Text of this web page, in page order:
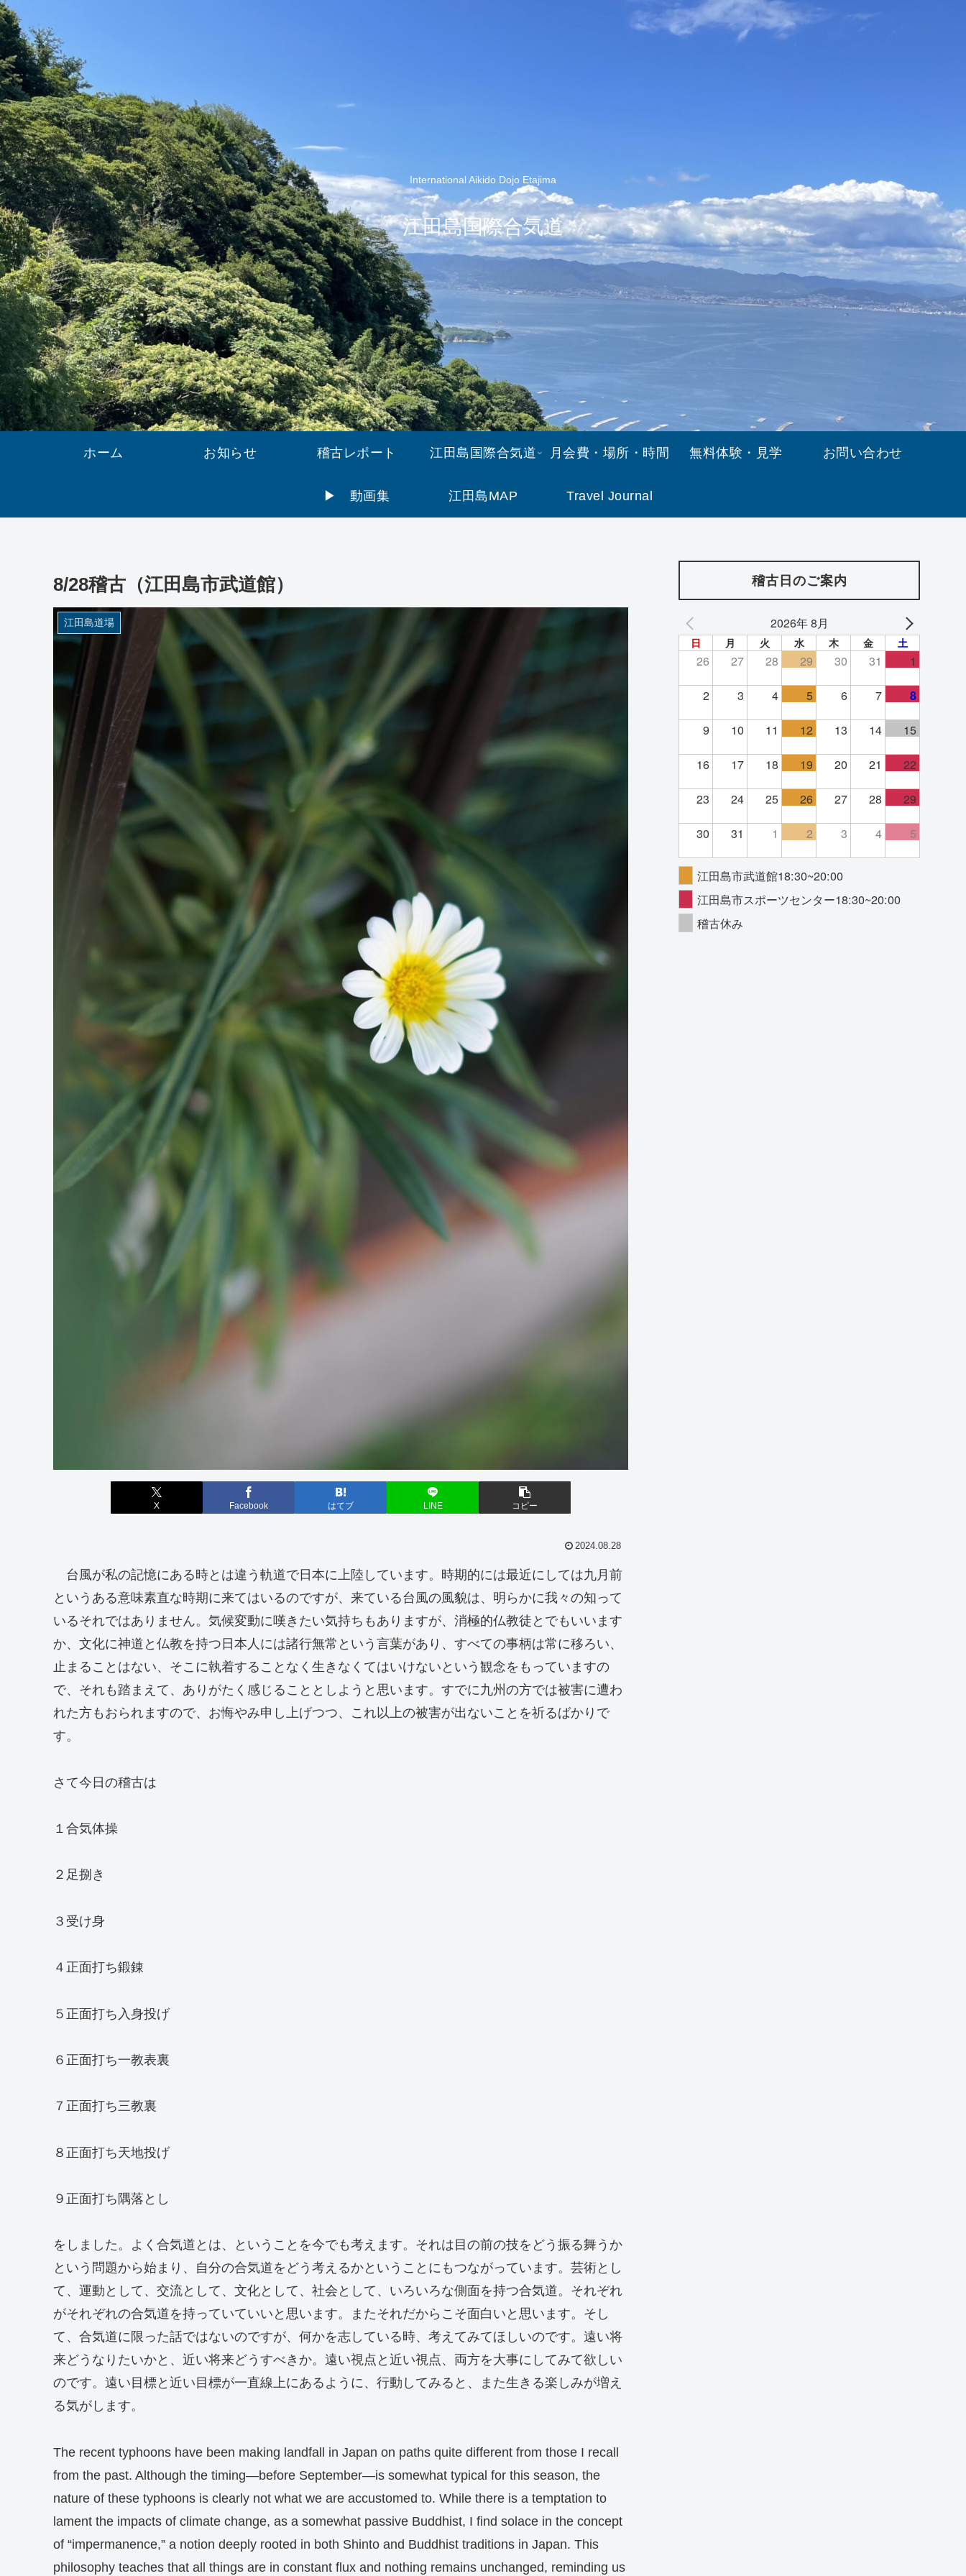
International Aikido Dojo Etajima
江田島国際合気道
ホーム お知らせ 稽古レポート 江田島国際合気道 月会費・場所・時間 無料体験・見学 お問い合わせ
▶︎ 動画集 江田島MAP Travel Journal
8/28稽古（江田島市武道館）
江田島道場
X Facebook はてブ LINE コピー
2024.08.28
台風が私の記憶にある時とは違う軌道で日本に上陸しています。時期的には最近にしては九月前
というある意味素直な時期に来てはいるのですが、来ている台風の風貌は、明らかに我々の知って
いるそれではありません。気候変動に嘆きたい気持ちもありますが、消極的仏教徒とでもいいます
か、文化に神道と仏教を持つ日本人には諸行無常という言葉があり、すべての事柄は常に移ろい、
止まることはない、そこに執着することなく生きなくてはいけないという観念をもっていますの
で、それも踏まえて、ありがたく感じることとしようと思います。すでに九州の方では被害に遭わ
れた方もおられますので、お悔やみ申し上げつつ、これ以上の被害が出ないことを祈るばかりで
す。
さて今日の稽古は
１合気体操
２足捌き
３受け身
４正面打ち鍛錬
５正面打ち入身投げ
６正面打ち一教表裏
７正面打ち三教裏
８正面打ち天地投げ
９正面打ち隅落とし
をしました。よく合気道とは、ということを今でも考えます。それは目の前の技をどう振る舞うか
という問題から始まり、自分の合気道をどう考えるかということにもつながっています。芸術とし
て、運動として、交流として、文化として、社会として、いろいろな側面を持つ合気道。それぞれ
がそれぞれの合気道を持っていていいと思います。またそれだからこそ面白いと思います。そし
て、合気道に限った話ではないのですが、何かを志している時、考えてみてほしいのです。遠い将
来どうなりたいかと、近い将来どうすべきか。遠い視点と近い視点、両方を大事にしてみて欲しい
のです。遠い目標と近い目標が一直線上にあるように、行動してみると、また生きる楽しみが増え
る気がします。
The recent typhoons have been making landfall in Japan on paths quite different from those I recall
from the past. Although the timing—before September—is somewhat typical for this season, the
nature of these typhoons is clearly not what we are accustomed to. While there is a temptation to
lament the impacts of climate change, as a somewhat passive Buddhist, I find solace in the concept
of “impermanence,” a notion deeply rooted in both Shinto and Buddhist traditions in Japan. This
philosophy teaches that all things are in constant flux and nothing remains unchanged, reminding us
稽古日のご案内
2026年 8月
日 月 火 水 木 金 土
26 27 28 29 30 31 1
2 3 4 5 6 7 8
9 10 11 12 13 14 15
16 17 18 19 20 21 22
23 24 25 26 27 28 29
30 31 1 2 3 4 5
江田島市武道館18:30~20:00
江田島市スポーツセンター18:30~20:00
稽古休み